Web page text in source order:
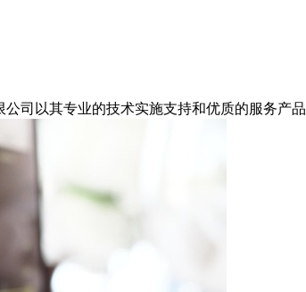
司以其专业的技术实施支持和优质的服务产品